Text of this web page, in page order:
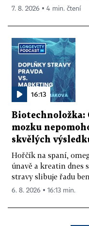
7. 8. 2026 ▪ 4 min. čtení
16:13
Biotechnoložka:
mozku
skvělých
Hořčík na spaní,
únavě a kreatin dnes
stravy slibuje řadu
6. 8. 2026 ▪ 16:13 min.